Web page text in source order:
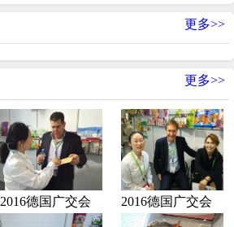
更多>>
更多>>
2016德国广交会 2016德国广交会